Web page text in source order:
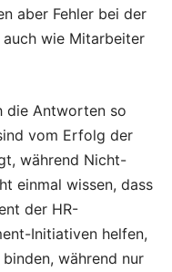
aber Fehler bei der
wie Mitarbeiter
die Antworten so
vom Erfolg der
während Nicht-
einmal wissen, dass
der HR-
Initiativen helfen,
während nur